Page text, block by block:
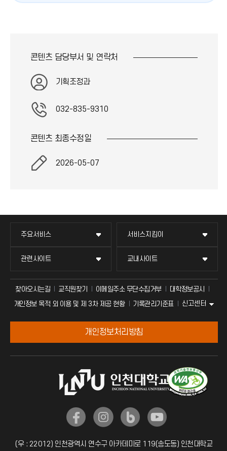
콘텐츠 담당부서 및 연락처
기획조정과
032-835-9310
콘텐츠 최종수정일
2026-05-07
주요서비스 서비스지킴이
관련사이트 교내사이트
찾아오시는길 교직원찾기 이메일주소 무단수집거부
대학정보공시
개인정보 목적 외 이용 및 제 3차 제공 현황
기록관리기준표 신고센터
개인정보처리방침
(우 : 22012) 인천광역시 연수구 아카데미로 119(송도동) 인천대학교